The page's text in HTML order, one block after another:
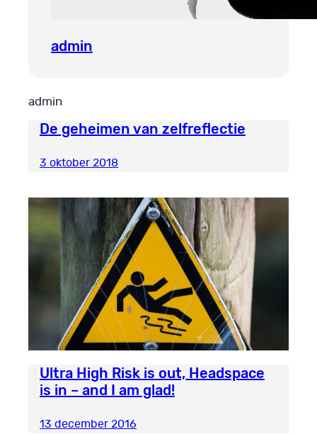
admin
admin
De geheimen van zelfreflectie
3 oktober 2018
Ultra High Risk is out, Headspace
is in – and I am glad!
13 december 2016